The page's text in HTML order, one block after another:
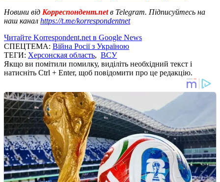
Новини від Корреспондент.netв Telegram. Підписуйтесь на
наш канал https://t.me/korrespondentnet
Читайте Korrespondent.net в Google News
СПЕЦТЕМА: Війна Росії з Україною
ТЕГИ: Херсонская область, ВСУ
Якщо ви помітили помилку, виділіть необхідний текст і
натисніть Ctrl + Enter, щоб повідомити про це редакцію.